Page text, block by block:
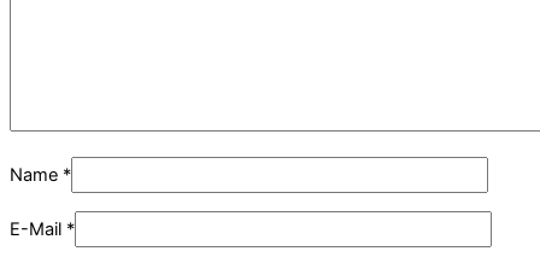
Name *
E-Mail *